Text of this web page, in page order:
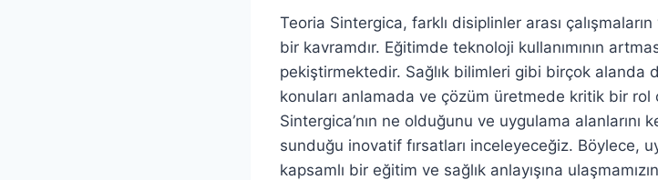
Teoria Sintergica, farklı disiplinler arası
bir kavramdır. Eğitimde teknoloji kullanımının
pekiştirmektedir. Sağlık bilimleri gibi birçok alanda
konuları anlamada ve çözüm üretmede kritik bir rol
Sintergica’nın ne olduğunu ve uygulama alanlarını
sunduğu inovatif fırsatları inceleyeceğiz. Böylece,
kapsamlı bir eğitim ve sağlık anlayışına